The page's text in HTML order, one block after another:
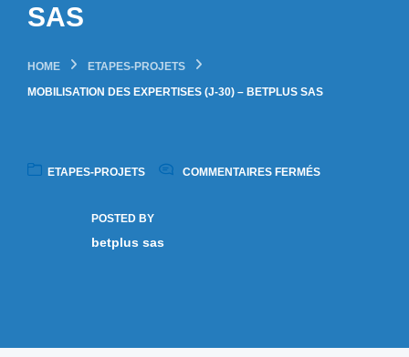
SAS
HOME
ETAPES-PROJETS
MOBILISATION DES EXPERTISES (J-30) – BETPLUS SAS
ETAPES-PROJETS COMMENTAIRES FERMÉS
POSTED BY
betplus sas